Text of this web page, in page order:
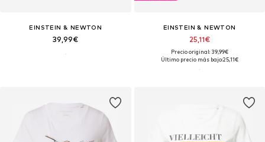
EINSTEIN & NEWTON
39,99€
EINSTEIN & NEWTON
25,11€
Precio original: 39,99€
Último precio más bajo:25,11€